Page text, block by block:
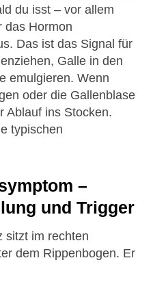
du isst – vor allem
das Hormon
Das ist das Signal für
Galle in den
emulgieren. Wenn
oder die Gallenblase
Ablauf ins Stocken.
typischen
–
und Trigger
sitzt im rechten
dem Rippenbogen. Er